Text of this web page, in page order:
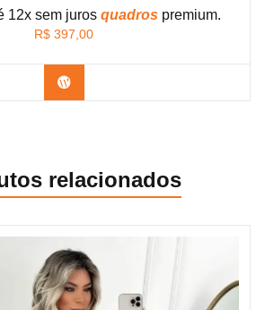
12x sem juros quadros premium.
R$ 397,00
Confira os modelos
relacionados